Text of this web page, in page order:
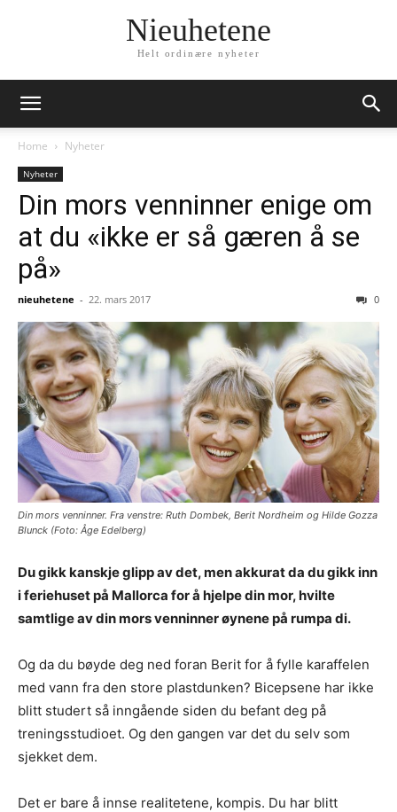
Nieuhetene
Helt ordinære nyheter
Home Nyheter
Nyheter
Din mors venninner enige om
at du «ikke er så gæren å se
på»
nieuhetene - 22. mars 2017 0
Din mors venninner. Fra venstre: Ruth Dombek, Berit Nordheim og Hilde Gozza
Blunck (Foto: Åge Edelberg)
Du gikk kanskje glipp av det, men akkurat da du gikk inn
i feriehuset på Mallorca for å hjelpe din mor, hvilte
samtlige av din mors venninner øynene på rumpa di.
Og da du bøyde deg ned foran Berit for å fylle karaffelen
med vann fra den store plastdunken? Bicepsene har ikke
blitt studert så inngående siden du befant deg på
treningsstudioet. Og den gangen var det du selv som
sjekket dem.
Det er bare å innse realitetene, kompis. Du har blitt